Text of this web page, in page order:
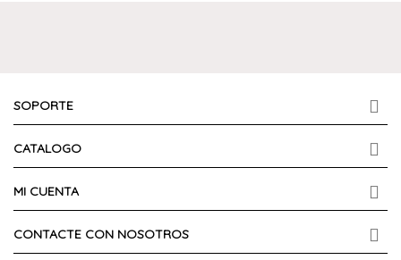
SOPORTE
CATALOGO
MI CUENTA
CONTACTE CON NOSOTROS